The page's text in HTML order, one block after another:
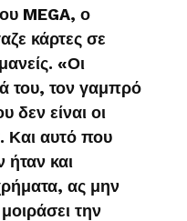
MEGA, ο
κάρτες σε
«Οι
του, τον γαμπρό
δεν είναι οι
Και αυτό που
ήταν και
ας μην
την